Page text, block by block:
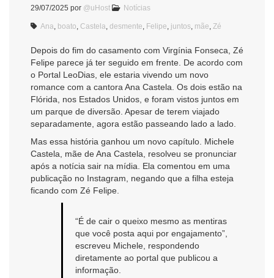
29/07/2025 por @uHost Notícias
Ana boato Castela desmente Felipe juntos mãe Zé
Depois do fim do casamento com Virgínia Fonseca, Zé
Felipe parece já ter seguido em frente. De acordo com
o Portal LeoDias, ele estaria vivendo um novo
romance com a cantora Ana Castela. Os dois estão na
Flórida, nos Estados Unidos, e foram vistos juntos em
um parque de diversão. Apesar de terem viajado
separadamente, agora estão passeando lado a lado.
Mas essa história ganhou um novo capítulo. Michele
Castela, mãe de Ana Castela, resolveu se pronunciar
após a notícia sair na mídia. Ela comentou em uma
publicação no Instagram, negando que a filha esteja
ficando com Zé Felipe.
“É de cair o queixo mesmo as mentiras
que você posta aqui por engajamento”,
escreveu Michele, respondendo
diretamente ao portal que publicou a
informação.